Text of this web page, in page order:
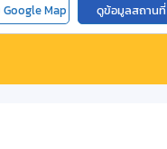
Google Map ดูข้อมูลสถานที่